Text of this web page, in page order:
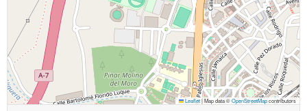
Leaflet|Map data ©OpenStreetMapcontributors